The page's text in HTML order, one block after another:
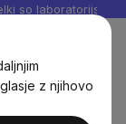
z njihovo
so laboratorijsko